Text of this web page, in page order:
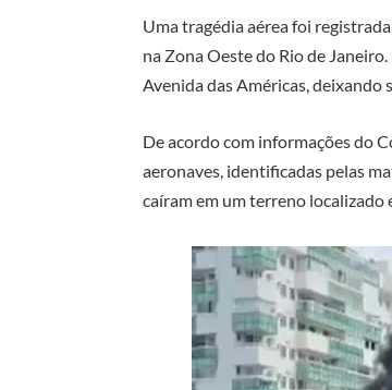
Uma tragédia aérea foi
na Zona Oeste do Rio de
Avenida das Américas, deixando
De acordo com informações do
aeronaves, identificadas pelas
caíram em um terreno localizado